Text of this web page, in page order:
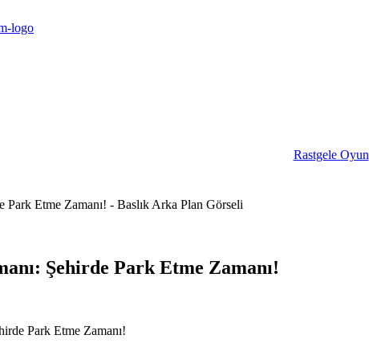
Rastgele Oyun
Şehirde Park Etme Zamanı!
Park Etme Zamanı!